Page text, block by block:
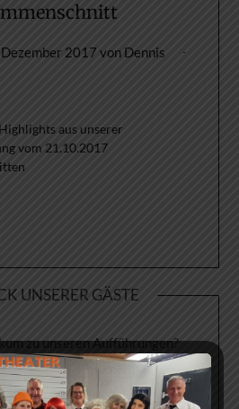
Dezember 2017 von Dennis
aus unserer
vom 21.10.2017
UNSERER GÄSTE
zu unseren Aufführungen?
Feedback-Seite!<-